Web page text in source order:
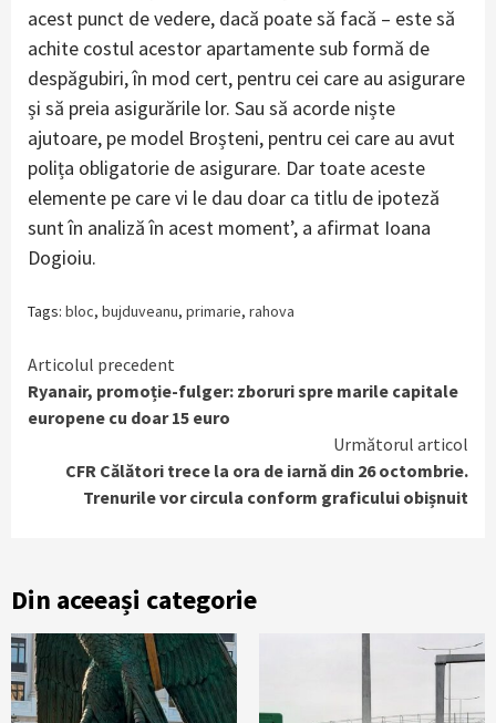
acest punct de vedere, dacă poate să facă – este să
achite costul acestor apartamente sub formă de
despăgubiri, în mod cert, pentru cei care au asigurare
și să preia asigurările lor. Sau să acorde niște
ajutoare, pe model Broșteni, pentru cei care au avut
polița obligatorie de asigurare. Dar toate aceste
elemente pe care vi le dau doar ca titlu de ipoteză
sunt în analiză în acest moment’, a afirmat Ioana
Dogioiu.
Tags: bloc, bujduveanu, primarie, rahova
Continue
Reading
Articolul precedent
Ryanair, promoție-fulger: zboruri spre marile capitale
europene cu doar 15 euro
Următorul articol
CFR Călători trece la ora de iarnă din 26 octombrie.
Trenurile vor circula conform graficului obișnuit
Din aceeași categorie